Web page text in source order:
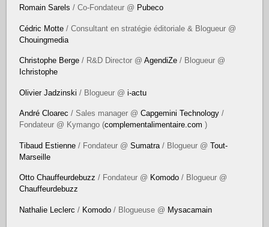
Romain Sarels / Co-Fondateur @ Pubeco
Cédric Motte / Consultant en stratégie éditoriale & Blogueur @
Chouingmedia
Christophe Berge / R&D Director @AgendiZe / Blogueur @
Ichristophe
Olivier Jadzinski / Blogueur @i-actu
André Cloarec / Sales manager @Capgemini Technology /
Fondateur @ Kymango (complementalimentaire.com )
Tibaud Estienne / Fondateur @Sumatra / Blogueur @Tout-
Marseille
Otto Chauffeurdebuzz / Fondateur @ Komodo / Blogueur @
Chauffeurdebuzz
Nathalie Leclerc / Komodo / Blogueuse @ Mysacamain